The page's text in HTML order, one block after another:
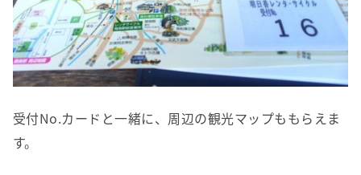
受付No.カードと一緒に、周辺の観光マップももらえま
す。